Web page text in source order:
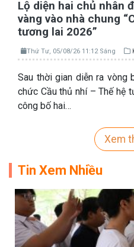
Lộ diện hai chủ nhân
vàng vào nhà chung
tương lai 2026”
Thứ Tư, 05/08/26 11:12 Sáng
Sau thời gian diễn ra vòng
chức Cầu thủ nhí – Thế hệ
công bố hai…
Xem
Tin Xem Nhiều